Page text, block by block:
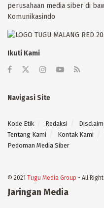
perusahaan media siber di
Komunikasindo
Ikuti Kami
Navigasi Site
Kode Etik Redaksi
Tentang Kami
Kontak Kami
Pedoman Media Siber
© 2021 Tugu Media Group - All
Jaringan Media